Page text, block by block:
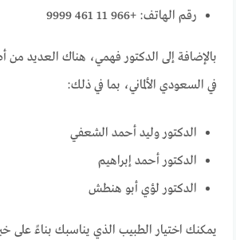
رقم الهاتف: +966 11 461 9999
بالإضافة إلى الدكتور فهمي، هناك العديد من
في السعودي الألماني، بما في ذلك:
الدكتور وليد أحمد الشعفي
الدكتور أحمد إبراهيم
الدكتور لؤي أبو ھنطش
يمكنك اختيار الطبيب الذي يناسبك بناءً على